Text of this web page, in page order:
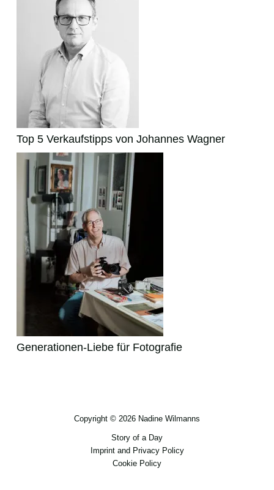
Top 5 Verkaufstipps von Johannes Wagner
Generationen-Liebe für Fotografie
Copyright © 2026 Nadine Wilmanns
Story of a Day
Imprint and Privacy Policy
Cookie Policy